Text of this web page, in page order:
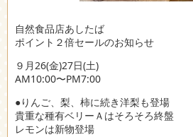
自然食品店あしたば
ポイント２倍セールのお知らせ
９月26(金)27日(土)
AM10:00〜PM7:00
●りんご、梨、柿に続き洋梨も登場
貴重な種有ベリーＡはそろそろ終盤
レモンは新物登場